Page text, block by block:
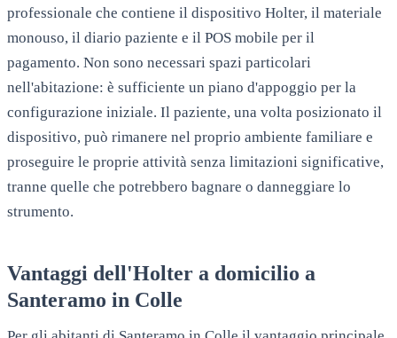
professionale che contiene il dispositivo Holter, il materiale
monouso, il diario paziente e il POS mobile per il
pagamento. Non sono necessari spazi particolari
nell'abitazione: è sufficiente un piano d'appoggio per la
configurazione iniziale. Il paziente, una volta posizionato il
dispositivo, può rimanere nel proprio ambiente familiare e
proseguire le proprie attività senza limitazioni significative,
tranne quelle che potrebbero bagnare o danneggiare lo
strumento.
Vantaggi dell'Holter a domicilio a
Santeramo in Colle